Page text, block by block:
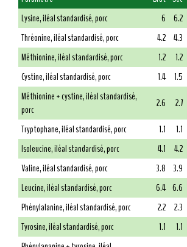
Lysine, iléal standardisé, porc
6 6.2
Thréonine, iléal standardisé, porc
4.2 4.3
Méthionine, iléal standardisé, porc
1.2 1.2
Cystine, iléal standardisé, porc
1.4 1.5
Méthionine + cystine, iléal standardisé,
porc
2.6 2.7
Tryptophane, iléal standardisé, porc
1.1 1.1
Isoleucine, iléal standardisé, porc
4.1 4.2
Valine, iléal standardisé, porc
3.8 3.9
Leucine, iléal standardisé, porc
6.4 6.6
Phénylalanine, iléal standardisé, porc
2.2 2.3
Tyrosine, iléal standardisé, porc
1.1 1.1